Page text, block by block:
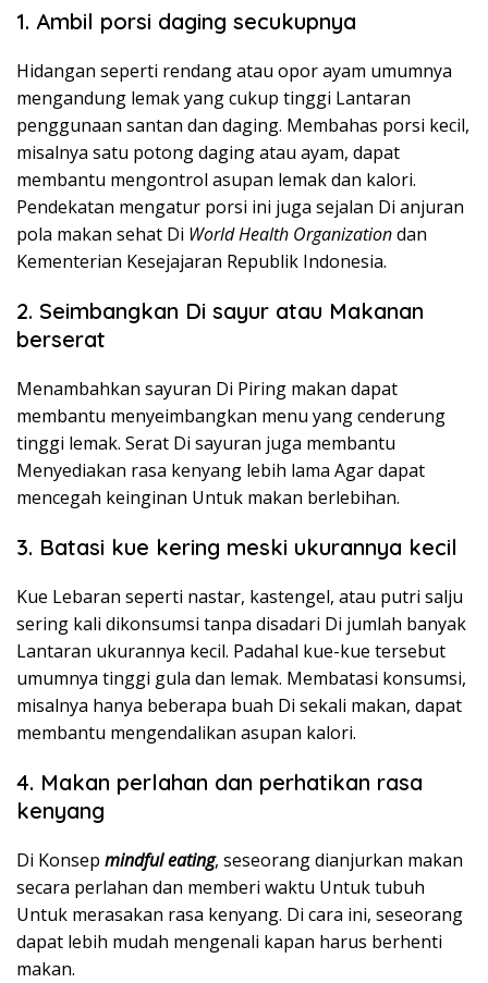
1. Ambil porsi daging secukupnya
Hidangan seperti rendang atau opor ayam umumnya
mengandung lemak yang cukup tinggi Lantaran
penggunaan santan dan daging. Membahas porsi kecil,
misalnya satu potong daging atau ayam, dapat
membantu mengontrol asupan lemak dan kalori.
Pendekatan mengatur porsi ini juga sejalan Di anjuran
pola makan sehat Di World Health Organizationdan
Kementerian Kesejajaran Republik Indonesia.
2. Seimbangkan Di sayur atau Makanan
berserat
Menambahkan sayuran Di Piring makan dapat
membantu menyeimbangkan menu yang cenderung
tinggi lemak. Serat Di sayuran juga membantu
Menyediakan rasa kenyang lebih lama Agar dapat
mencegah keinginan Untuk makan berlebihan.
3. Batasi kue kering meski ukurannya kecil
Kue Lebaran seperti nastar, kastengel, atau putri salju
sering kali dikonsumsi tanpa disadari Di jumlah banyak
Lantaran ukurannya kecil. Padahal kue-kue tersebut
umumnya tinggi gula dan lemak. Membatasi konsumsi,
misalnya hanya beberapa buah Di sekali makan, dapat
membantu mengendalikan asupan kalori.
4. Makan perlahan dan perhatikan rasa
kenyang
Di Konsep mindful eating, seseorang dianjurkan makan
secara perlahan dan memberi waktu Untuk tubuh
Untuk merasakan rasa kenyang. Di cara ini, seseorang
dapat lebih mudah mengenali kapan harus berhenti
makan.